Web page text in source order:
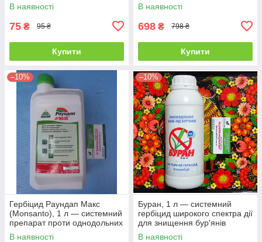
картоплі
В наявності
75 ₴ 95 ₴
Купити
В наявності
698 ₴ 798 ₴
Купити
–10%
Гербіцид Раундап Макс
(Monsanto), 1 л — системний
препарат проти однодольних
і дводольних бур'янів
В наявності
–10%
Буран, 1 л — системний
гербіцид широкого спектра дії
для знищення бур'янів
В наявності